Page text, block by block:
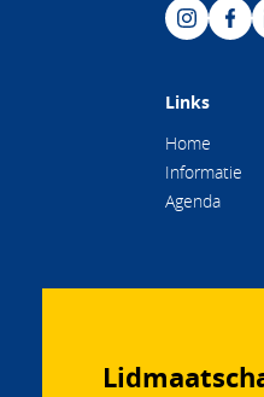
Links
Home
Informatie
Agenda